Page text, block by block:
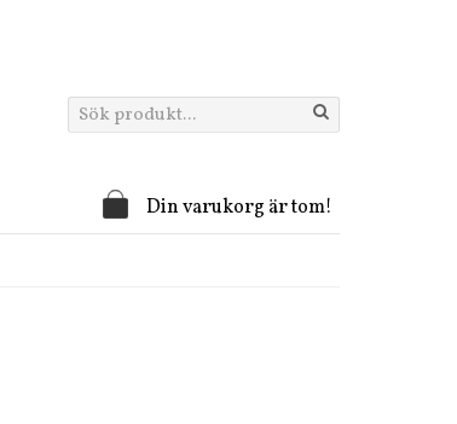
Din varukorg är tom!